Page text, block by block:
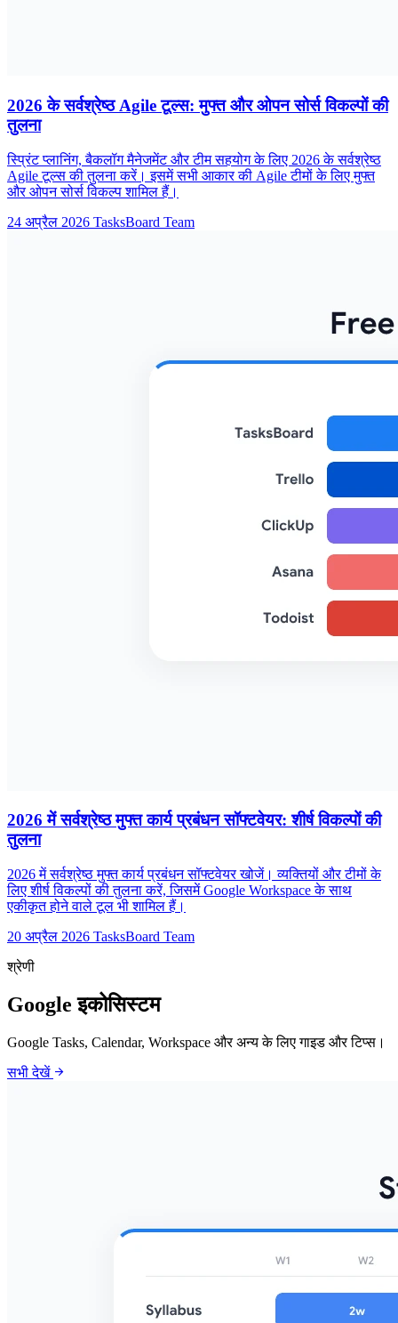
2026 के सर्वश्रेष्ठ Agile टूल्स: मुफ्त और ओपन सोर्स विकल्पों की
तुलना
स्प्रिंट प्लानिंग, बैकलॉग मैनेजमेंट और टीम सहयोग के लिए 2026 के सर्वश्रेष्ठ
Agile टूल्स की तुलना करें। इसमें सभी आकार की Agile टीमों के लिए मुफ्त
और ओपन सोर्स विकल्प शामिल हैं।
24 अप्रैल 2026 TasksBoard Team
2026 में सर्वश्रेष्ठ मुफ्त कार्य प्रबंधन सॉफ्टवेयर: शीर्ष विकल्पों की
तुलना
2026 में सर्वश्रेष्ठ मुफ्त कार्य प्रबंधन सॉफ्टवेयर खोजें। व्यक्तियों और टीमों के
लिए शीर्ष विकल्पों की तुलना करें, जिसमें Google Workspace के साथ
एकीकृत होने वाले टूल भी शामिल हैं।
20 अप्रैल 2026 TasksBoard Team
श्रेणी
Google इकोसिस्टम
Google Tasks, Calendar, Workspace और अन्य के लिए गाइड और टिप्स।
सभी देखें arrow_forward